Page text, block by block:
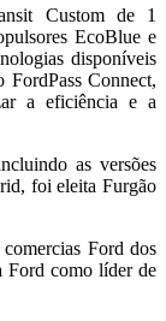
Custom de 1
EcoBlue e
disponíveis
Connect,
a eficiência e a
as versões
foi eleita Furgão
Ford dos
Ford como líder de